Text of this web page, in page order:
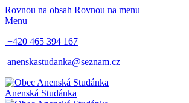
Rovnou na obsah Rovnou na menu
Menu
+420 465 394 167
anenskastudanka@seznam.cz
Anenská Studánka